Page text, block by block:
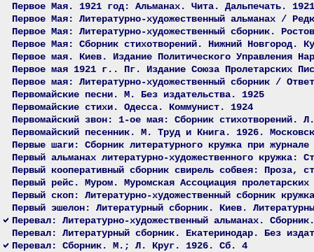
Первое Мая. 1921 год: Альманах. Чита. Дальпечать. 1921
Первое Мая: Литературно-художественный альманах /
Первое Мая: Литературно-художественный сборник.
Первое Мая: Сборник стихотворений. Нижний Новгород.
Первое мая. Киев. Издание Политического Управления
Первое мая 1921 г.. Пг. Издание Союза Пролетарских
Первое мая: Литературно-художественный сборник /
Первомайские песни. М. Без издательства. 1925
Первомайские стихи. Одесса. Коммунист. 1924
Первомайский звон: 1-ое мая: Сборник стихотворений.
Первомайский песенник. М. Труд и Книга. 1926.
Первые шаги: Сборник литературного кружка при
Первый альманах литературно-художественного кружка:
Первый кооперативный сборник свирель собвея: Проза,
Первый рейс. Муром. Муромская Ассоциация
Первый скоп: Литературно-художественный сборник
Первый эшелон: Литературный сборник. Киев.
Перевал: Литературно-художественный альманах.
Перевал: Литературный сборник. Екатеринодар. Без
Перевал: Сборник. М.; Л. Круг. 1926. Сб. 4